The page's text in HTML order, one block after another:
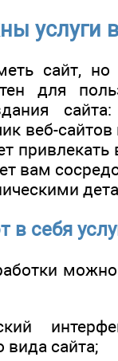
услуги
сайт,
для
веб-
вам
себя
вида сайта;